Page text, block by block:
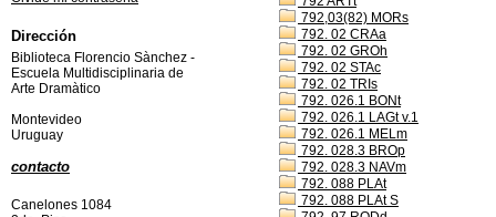
792,03(82) MORs
792. 02 CRAa
792. 02 GROh
792. 02 STAc
792. 02 TRIs
792. 026.1 BONt
792. 026.1 LAGt v.1
792. 026.1 MELm
792. 028.3 BROp
792. 028.3 NAVm
792. 088 PLAt
792. 088 PLAt S
Dirección
Biblioteca Florencio Sànchez -
Escuela Multidisciplinaria de
Arte Dramàtico
Montevideo
Uruguay
contacto
Canelones 1084